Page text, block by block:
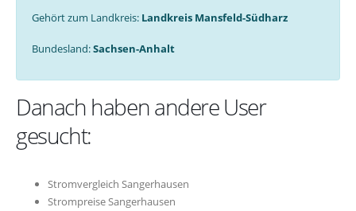
Gehört zum Landkreis: Landkreis Mansfeld-Südharz
Bundesland:Sachsen-Anhalt
Danach haben andere User
gesucht:
Stromvergleich Sangerhausen
Strompreise Sangerhausen